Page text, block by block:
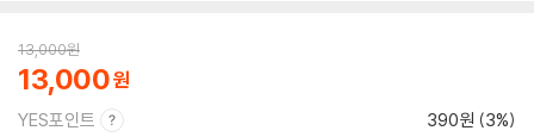
13,000원
13,000
YES포인트 390원 (3%)